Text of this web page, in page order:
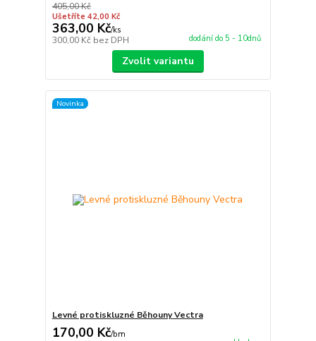
405,00 Kč
Ušetříte 42,00 Kč
363,00 Kč/ks
300,00 Kč bez DPH dodání do 5 - 10dnů
Zvolit variantu
Novinka
Levné protiskluzné Běhouny Vectra
170,00 Kč/bm